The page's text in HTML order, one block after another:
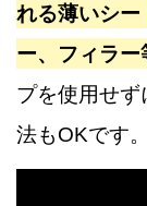
れる薄いシ
ー、フィラ
プを使用せ
法もOKです。